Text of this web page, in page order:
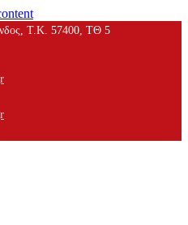
Τ.Κ. 57400, ΤΘ 5